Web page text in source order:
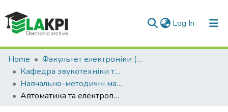
Log In (current)
Communities & Collections
All of DSpace
Statistics
Home
Факультет електроніки (ФЕЛ)
Кафедра звукотехніки та реєстрації інформації (ЗТРІ)
Навчально-методичні матеріали (ЗТРІ)
Автоматика та електропривод техніки реєстрації інформації